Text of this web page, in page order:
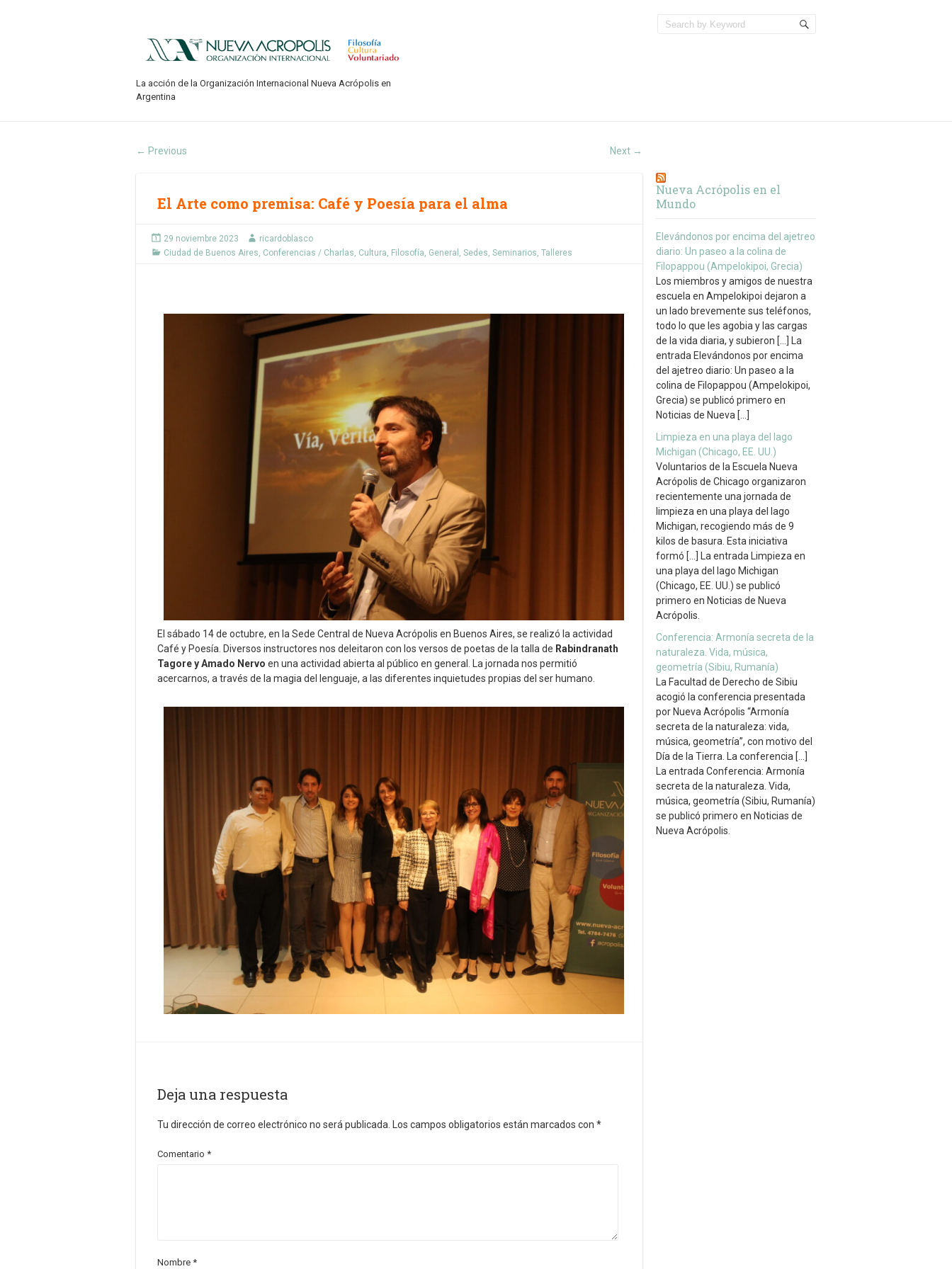
La acción de la Organización Internacional Nueva Acrópolis en
Argentina
← Previous Next →
El Arte como premisa: Café y Poesía para el alma
29 noviembre 2023
ricardoblasco
Ciudad de Buenos Aires, Conferencias / Charlas, Cultura, Filosofía, General , Sedes, Seminarios, Talleres
El sábado 14 de octubre, en la Sede Central de Nueva Acrópolis en Buenos Aires, se realizó la actividad
Café y Poesía. Diversos instructores nos deleitaron con los versos de poetas de la talla de Rabindranath
Tagore y Amado Nervo en una actividad abierta al público en general. La jornada nos permitió
acercarnos, a través de la magia del lenguaje, a las diferentes inquietudes propias del ser humano.
Deja una respuesta
Tu dirección de correo electrónico no será publicada. Los campos obligatorios están marcados con *
Comentario *
Nombre *
Nueva Acrópolis en el
Mundo
Elevándonos por encima del ajetreo
diario: Un paseo a la colina de
Filopappou (Ampelokipoi, Grecia)
Los miembros y amigos de nuestra
escuela en Ampelokipoi dejaron a
un lado brevemente sus teléfonos,
todo lo que les agobia y las cargas
de la vida diaria, y subieron […] La
entrada Elevándonos por encima
del ajetreo diario: Un paseo a la
colina de Filopappou (Ampelokipoi,
Grecia) se publicó primero en
Noticias de Nueva […]
Limpieza en una playa del lago
Michigan (Chicago, EE. UU.)
Voluntarios de la Escuela Nueva
Acrópolis de Chicago organizaron
recientemente una jornada de
limpieza en una playa del lago
Michigan, recogiendo más de 9
kilos de basura. Esta iniciativa
formó […] La entrada Limpieza en
una playa del lago Michigan
(Chicago, EE. UU.) se publicó
primero en Noticias de Nueva
Acrópolis.
Conferencia: Armonía secreta de la
naturaleza. Vida, música,
geometría (Sibiu, Rumanía)
La Facultad de Derecho de Sibiu
acogió la conferencia presentada
por Nueva Acrópolis “Armonía
secreta de la naturaleza: vida,
música, geometría”, con motivo del
Día de la Tierra. La conferencia […]
La entrada Conferencia: Armonía
secreta de la naturaleza. Vida,
música, geometría (Sibiu, Rumanía)
se publicó primero en Noticias de
Nueva Acrópolis.